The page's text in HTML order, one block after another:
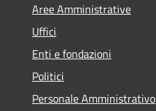
Aree Amministrative
Uffici
Enti e fondazioni
Politici
Personale Amministrativo